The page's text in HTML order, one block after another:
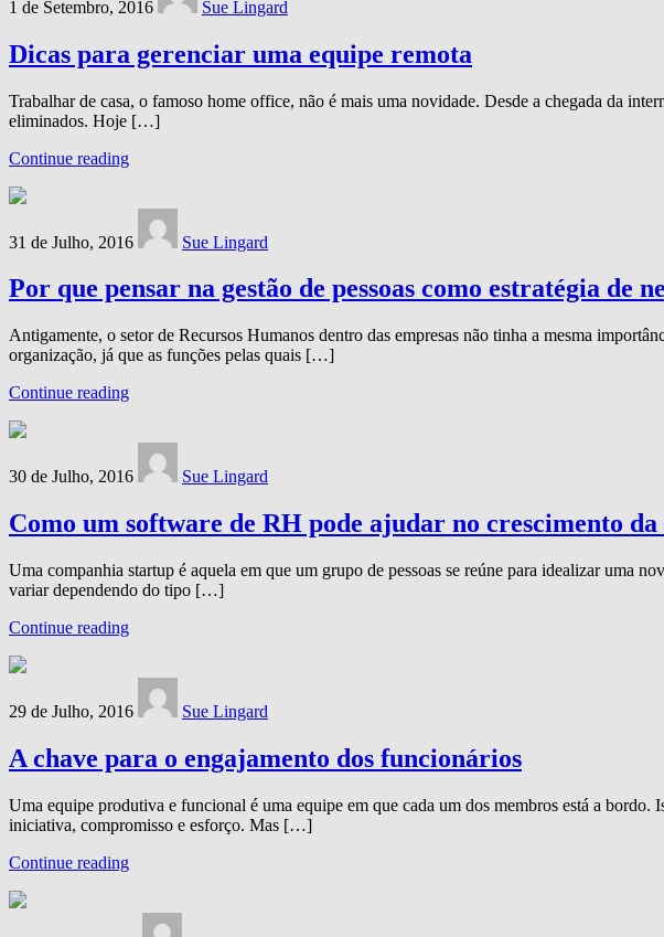
1 de Setembro, 2016 Sue Lingard
Dicas para gerenciar uma equipe remota
Trabalhar de casa, o famoso home office, não é mais uma novidade. Desde a chegada da
eliminados. Hoje […]
Continue reading
31 de Julho, 2016 Sue Lingard
Por que pensar na gestão de pessoas como estratégia de
Antigamente, o setor de Recursos Humanos dentro das empresas não tinha a mesma
organização, já que as funções pelas quais […]
Continue reading
30 de Julho, 2016 Sue Lingard
Como um software de RH pode ajudar no crescimento
Uma companhia startup é aquela em que um grupo de pessoas se reúne para idealizar uma
variar dependendo do tipo […]
Continue reading
29 de Julho, 2016 Sue Lingard
A chave para o engajamento dos funcionários
Uma equipe produtiva e funcional é uma equipe em que cada um dos membros está a
iniciativa, compromisso e esforço. Mas […]
Continue reading